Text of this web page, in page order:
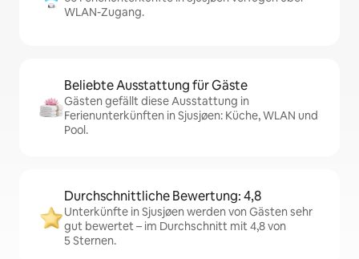
WLAN-Zugang.
Beliebte Ausstattung für Gäste
Gästen gefällt diese Ausstattung in
Ferienunterkünften in Sjusjøen: Küche, WLAN und
Pool.
Durchschnittliche Bewertung: 4,8
Unterkünfte in Sjusjøen werden von Gästen sehr
gut bewertet – im Durchschnitt mit 4,8 von
5 Sternen.